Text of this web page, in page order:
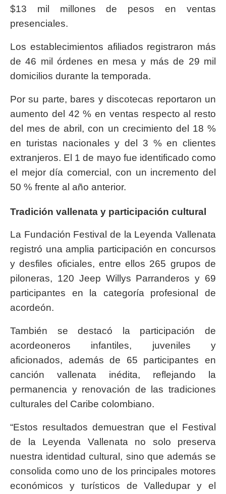
$13 mil millones de pesos en ventas
presenciales.
Los establecimientos afiliados registraron más
de 46 mil órdenes en mesa y más de 29 mil
domicilios durante la temporada.
Por su parte, bares y discotecas reportaron un
aumento del 42 % en ventas respecto al resto
del mes de abril, con un crecimiento del 18 %
en turistas nacionales y del 3 % en clientes
extranjeros. El 1 de mayo fue identificado como
el mejor día comercial, con un incremento del
50 % frente al año anterior.
Tradición vallenata y participación cultural
La Fundación Festival de la Leyenda Vallenata
registró una amplia participación en concursos
y desfiles oficiales, entre ellos 265 grupos de
piloneras, 120 Jeep Willys Parranderos y 69
participantes en la categoría profesional de
acordeón.
También se destacó la participación de
acordeoneros infantiles, juveniles y
aficionados, además de 65 participantes en
canción vallenata inédita, reflejando la
permanencia y renovación de las tradiciones
culturales del Caribe colombiano.
“Estos resultados demuestran que el Festival
de la Leyenda Vallenata no solo preserva
nuestra identidad cultural, sino que además se
consolida como uno de los principales motores
económicos y turísticos de Valledupar y el